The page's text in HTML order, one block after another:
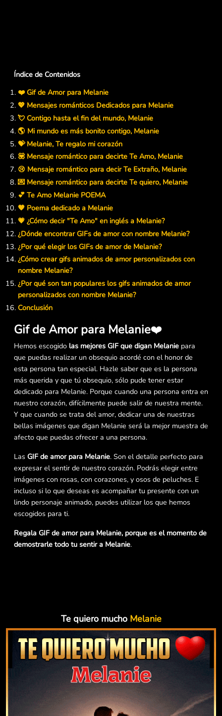
Índice de Contenidos
❤️ Gif de Amor para Melanie
💖 Mensajes románticos Dedicados para Melanie
💘 Contigo hasta el fin del mundo, Melanie
🌎 Mi mundo es más bonito contigo, Melanie
💝 Melanie, Te regalo mi corazón
💟 Mensaje romántico para decirte Te Amo, Melanie
😢 Mensaje romántico para decir Te Extraño, Melanie
💌 Mensaje romántico para decirte Te quiero, Melanie
💕 Te Amo Melanie POEMA
🧡 Poema dedicado a Melanie
💗 ¿Cómo decir "Te Amo" en inglés a Melanie?
¿Dónde encontrar GIFs de amor con nombre Melanie?
¿Por qué elegir los GIFs de amor de Melanie?
¿Cómo crear gifs animados de amor personalizados con
nombre Melanie?
¿Por qué son tan populares los gifs animados de amor
personalizados con nombre Melanie?
Conclusión
Gif de Amor para Melanie❤️
Hemos escogido las mejores GIF que digan Melanie para
que puedas realizar un obsequio acordé con el honor de
esta persona tan especial. Hazle saber que es la persona
más querida y que tú obsequio, sólo pude tener estar
dedicado para Melanie. Porque cuando una persona entra en
nuestro corazón, difícilmente puede salir de nuestra mente.
Y que cuando se trata del amor, dedicar una de nuestras
bellas imágenes que digan Melanie será la mejor muestra de
afecto que puedas ofrecer a una persona.
Las GIF de amor para Melanie. Son el detalle perfecto para
expresar el sentir de nuestro corazón. Podrás elegir entre
imágenes con rosas, con corazones, y osos de peluches. E
incluso si lo que deseas es acompañar tu presente con un
lindo personaje animado, puedes utilizar los que hemos
escogidos para ti.
Regala GIF de amor para Melanie, porque es el momento de
demostrarle todo tu sentir a Melanie.
Te quiero mucho Melanie